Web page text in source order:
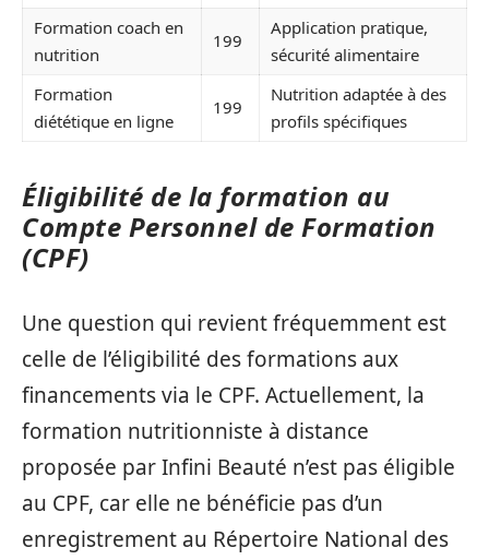
Formation coach en
nutrition
199
Application pratique,
sécurité alimentaire
Formation
diététique en ligne
199
Nutrition adaptée à des
profils spécifiques
Éligibilité de la formation au
Compte Personnel de Formation
(CPF)
Une question qui revient fréquemment est
celle de l’éligibilité des formations aux
financements via le CPF. Actuellement, la
formation nutritionniste à distance
proposée par Infini Beauté n’est pas éligible
au CPF, car elle ne bénéficie pas d’un
enregistrement au Répertoire National des